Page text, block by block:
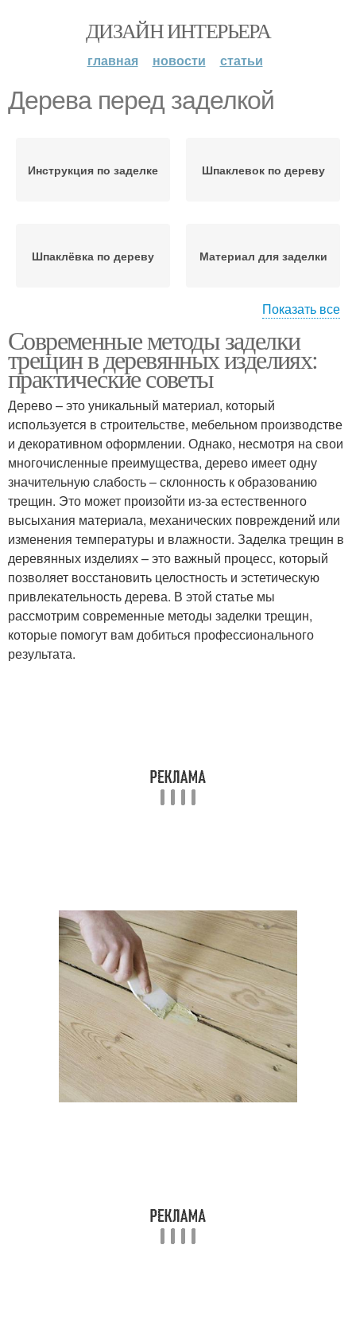
ДИЗАЙН ИНТЕРЬЕРА
главная новости статьи
Дерева перед заделкой
Инструкция по заделке Шпаклевок по дереву
Шпаклёвка по дереву Материал для заделки
Трещины в дереве Заделка из трещины
Трещина в дереве Смола для заделки
Показать все
Современные методы заделки
трещин в деревянных изделиях:
практические советы
Дерево – это уникальный материал, который
используется в строительстве, мебельном производстве
и декоративном оформлении. Однако, несмотря на свои
многочисленные преимущества, дерево имеет одну
значительную слабость – склонность к образованию
трещин. Это может произойти из-за естественного
высыхания материала, механических повреждений или
изменения температуры и влажности. Заделка трещин в
деревянных изделиях – это важный процесс, который
позволяет восстановить целостность и эстетическую
привлекательность дерева. В этой статье мы
рассмотрим современные методы заделки трещин,
которые помогут вам добиться профессионального
результата.